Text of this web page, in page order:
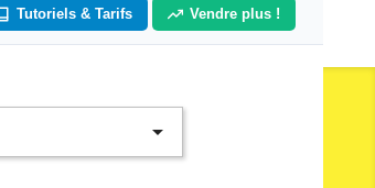
Tutoriels & Tarifs Vendre plus !
